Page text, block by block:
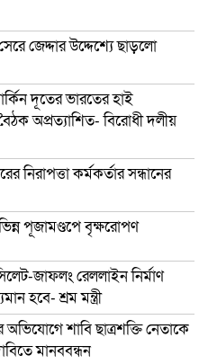
জেদ্দার উদ্দেশ্যে ছাড়লো
দূতের ভারতের হাই
অপ্রত্যাশিত- বিরোধী দলীয়
নিরাপত্তা কর্মকর্তার সন্ধানের
পূজামণ্ডপে বৃক্ষরোপণ
জাফলং রেললাইন নির্মাণ
হবে- শ্রম মন্ত্রী
শাবি ছাত্রশক্তি নেতাকে
মানববন্ধন